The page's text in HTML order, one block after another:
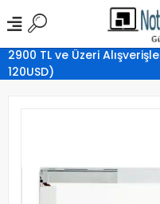
2900 TL ve Üzeri
120USD)